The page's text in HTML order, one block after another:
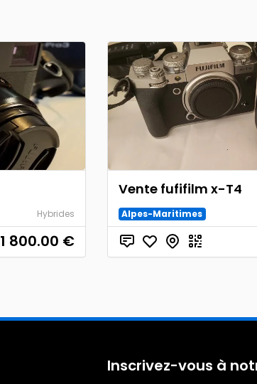
Hybrides
1 800.00 €
Vente fufifilm x-T4
Alpes-Maritimes
Inscrivez-vous à